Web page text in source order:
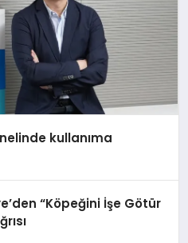
kullanıma
“Köpeğini İşe Götür